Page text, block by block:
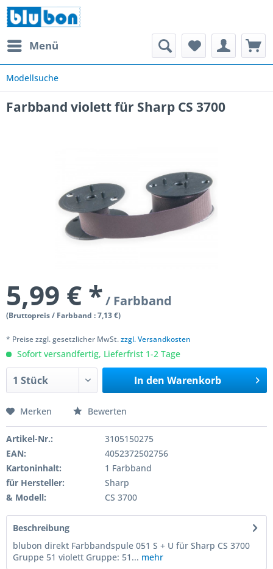
Menü
Modellsuche
Farbband violett für Sharp CS 3700
5,99 € */ Farbband
(Bruttopreis / Farbband : 7,13 €)
* Preise zzgl. gesetzlicher MwSt.zzgl. Versandkosten
Sofort versandfertig, Lieferfrist 1-2 Tage
In den Warenkorb
Merken Bewerten
Artikel-Nr.:
3105150275
EAN:
4052372502756
Kartoninhalt:
1 Farbband
für Hersteller:
Sharp
& Modell:
CS 3700
Beschreibung
blubon direkt Farbbandspule 051 S + U für Sharp CS 3700
Gruppe 51 violett Gruppe: 51... mehr